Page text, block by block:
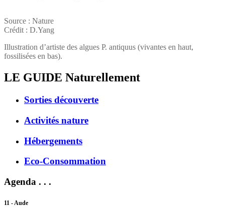
Source : Nature
Crédit : D.Yang
Illustration d’artiste des algues P. antiquus (vivantes en haut,
fossilisées en bas).
LE GUIDE Naturellement
Sorties découverte
Activités nature
Hébergements
Eco-Consommation
Agenda . . .
11 - Aude